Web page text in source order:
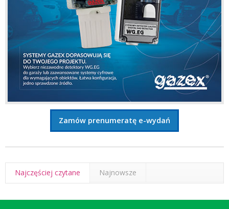
Zamów prenumeratę e-wydań
Najczęściej czytane Najnowsze